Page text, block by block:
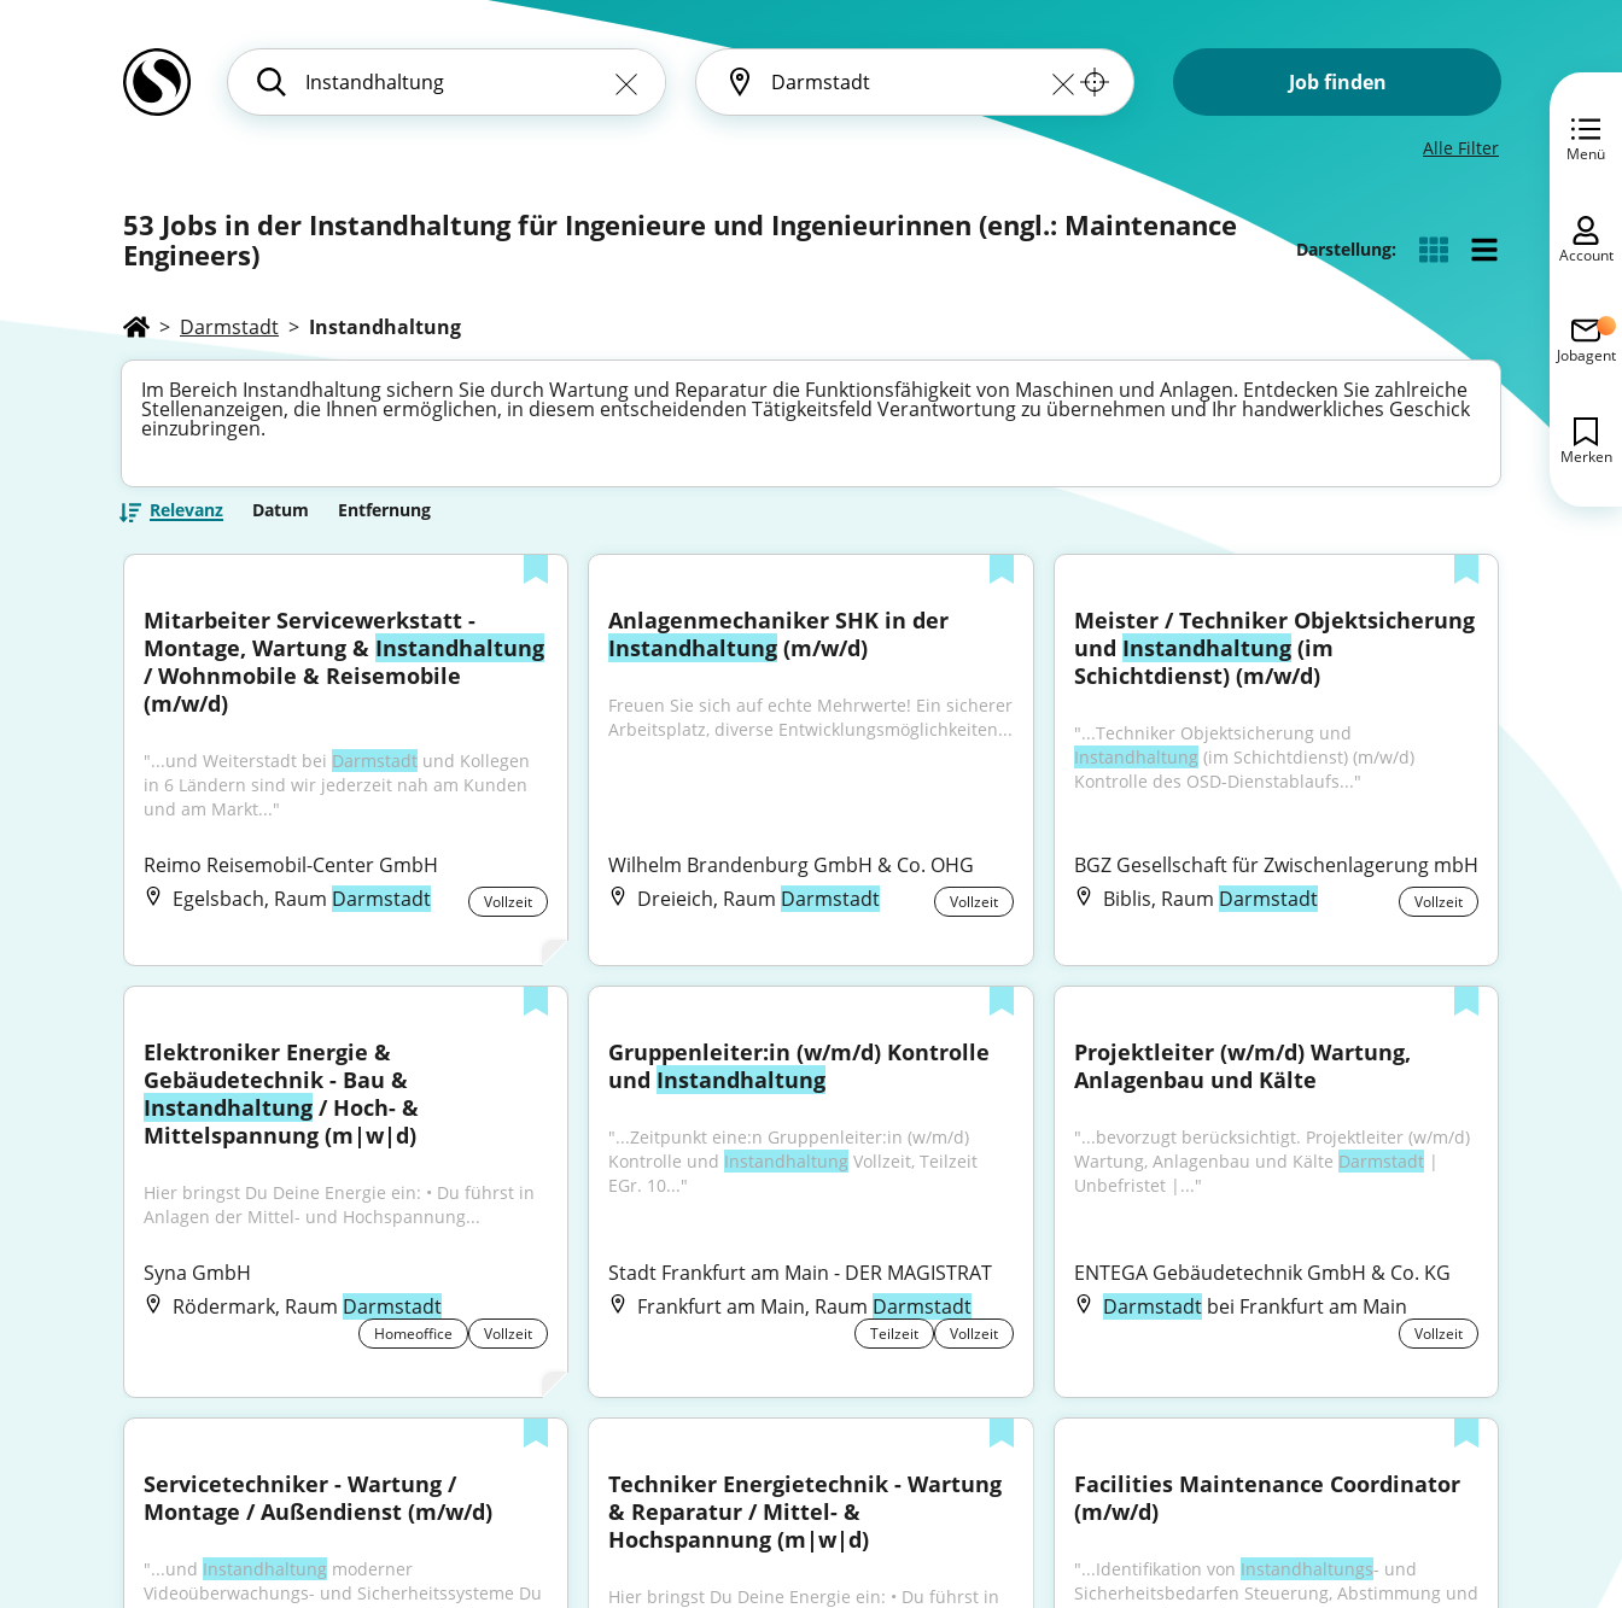
Job finden
Alle Filter
53 Jobs in der Instandhaltung für Ingenieure und Ingenieurinnen (engl.: Maintenance
Engineers)
Darstellung:
> Darmstadt > Instandhaltung
Im Bereich Instandhaltung sichern Sie durch Wartung und Reparatur die Funktionsfähigkeit von Maschinen und Anlagen. Entdecken Sie zahlreiche
Stellenanzeigen, die Ihnen ermöglichen, in diesem entscheidenden Tätigkeitsfeld Verantwortung zu übernehmen und Ihr handwerkliches Geschick
einzubringen.
Relevanz Datum Entfernung
Mitarbeiter Servicewerkstatt -
Montage, Wartung & Instandhaltung
/ Wohnmobile & Reisemobile
(m/w/d)
"...und Weiterstadt bei Darmstadt und Kollegen
in 6 Ländern sind wir jederzeit nah am Kunden
und am Markt..."
Reimo Reisemobil-Center GmbH
Egelsbach, Raum Darmstadt Vollzeit
Instandhaltung (m/w/d)
Freuen Sie sich auf echte Mehrwerte! Ein sicherer
Arbeitsplatz, diverse Entwicklungsmöglichkeiten...
Wilhelm Brandenburg GmbH & Co. OHG
Dreieich, Raum Darmstadt Vollzeit
Meister / Techniker Objektsicherung
und Instandhaltung (im
Schichtdienst) (m/w/d)
Instandhaltung (im Schichtdienst) (m/w/d)
Kontrolle des OSD-Dienstablaufs..."
BGZ Gesellschaft für Zwischenlagerung mbH
Biblis, Raum Darmstadt Vollzeit
Elektroniker Energie &
Instandhaltung / Hoch- &
Mittelspannung (m|w|d)
Hier bringst Du Deine Energie ein: • Du führst in
Anlagen der Mittel- und Hochspannung...
Syna GmbH
Rödermark, Raum Darmstadt
Homeoffice Vollzeit
Gruppenleiter:in (w/m/d) Kontrolle
und Instandhaltung
"...Zeitpunkt eine:n Gruppenleiter:in (w/m/d)
Kontrolle und Instandhaltung Vollzeit, Teilzeit
EGr. 10..."
Stadt Frankfurt am Main - DER MAGISTRAT
Frankfurt am Main, Raum Darmstadt
Teilzeit Vollzeit
Projektleiter (w/m/d) Wartung,
Anlagenbau und Kälte
"...bevorzugt berücksichtigt. Projektleiter (w/m/d)
Wartung, Anlagenbau und Kälte Darmstadt |
Unbefristet |..."
ENTEGA Gebäudetechnik GmbH & Co. KG
Darmstadtbei Frankfurt am Main
Vollzeit
Servicetechniker - Wartung /
Montage / Außendienst (m/w/d)
"...und Instandhaltung moderner
Videoüberwachungs- und Sicherheitssysteme Du
Techniker Energietechnik - Wartung
& Reparatur / Mittel- &
Hochspannung (m|w|d)
Hier bringst Du Deine Energie ein: • Du führst in
Facilities Maintenance Coordinator
(m/w/d)
"...Identifikation von Instandhaltungs- und
Sicherheitsbedarfen Steuerung, Abstimmung und
Menü
Account
Jobagent
Merken